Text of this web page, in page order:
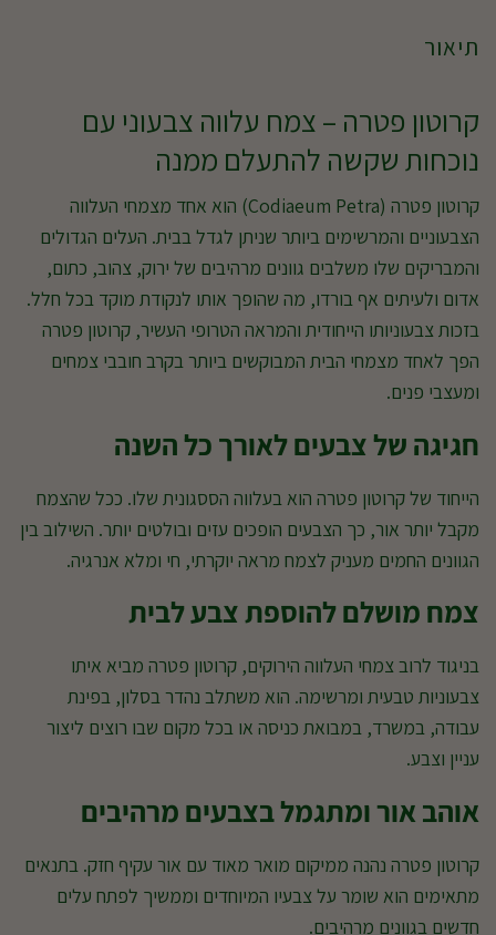
תיאור
קרוטון פטרה – צמח עלווה צבעוני עם
נוכחות שקשה להתעלם ממנה
קרוטון פטרה (Codiaeum Petra) הוא אחד מצמחי העלווה
הצבעוניים והמרשימים ביותר שניתן לגדל בבית. העלים הגדולים
והמבריקים שלו משלבים גוונים מרהיבים של ירוק, צהוב, כתום,
אדום ולעיתים אף בורדו, מה שהופך אותו לנקודת מוקד בכל חלל.
בזכות צבעוניותו הייחודית והמראה הטרופי העשיר, קרוטון פטרה
הפך לאחד מצמחי הבית המבוקשים ביותר בקרב חובבי צמחים
ומעצבי פנים.
חגיגה של צבעים לאורך כל השנה
הייחוד של קרוטון פטרה הוא בעלווה הססגונית שלו. ככל שהצמח
מקבל יותר אור, כך הצבעים הופכים עזים ובולטים יותר. השילוב בין
הגוונים החמים מעניק לצמח מראה יוקרתי, חי ומלא אנרגיה.
צמח מושלם להוספת צבע לבית
בניגוד לרוב צמחי העלווה הירוקים, קרוטון פטרה מביא איתו
צבעוניות טבעית ומרשימה. הוא משתלב נהדר בסלון, בפינת
עבודה, במשרד, במבואת כניסה או בכל מקום שבו רוצים ליצור
עניין וצבע.
אוהב אור ומתגמל בצבעים מרהיבים
קרוטון פטרה נהנה ממיקום מואר מאוד עם אור עקיף חזק. בתנאים
מתאימים הוא שומר על צבעיו המיוחדים וממשיך לפתח עלים
חדשים בגוונים מרהיבים.